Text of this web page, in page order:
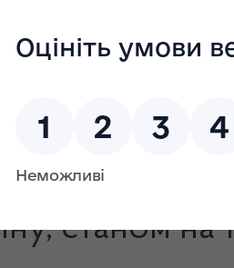
імпорт
АФІ)
нагляд
(контроль)
області, що
станом на